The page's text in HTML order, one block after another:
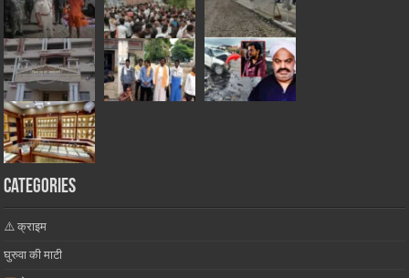
Categories
⚠️ क्राइम
घुरुवा की माटी